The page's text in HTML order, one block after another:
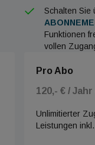
Videolösungen.
und Wien ist die
Building Times-
von Gottwald
Schalten Sie
Funktionen
vollen
Pro Abo
120,- € /
Unlimitierter
Leistungen